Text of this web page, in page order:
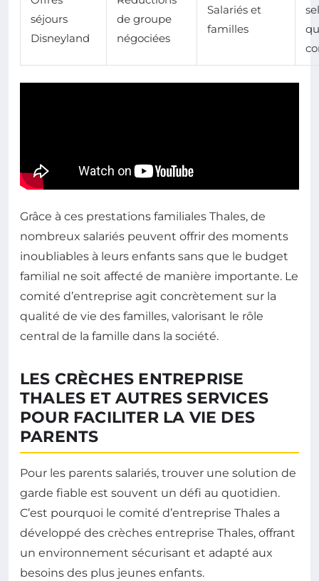
séjours
Disneyland
de groupe
négociées
Salariés et
familles
Grâce à ces prestations familiales Thales, de
nombreux salariés peuvent offrir des moments
inoubliables à leurs enfants sans que le budget
familial ne soit affecté de manière importante. Le
comité d’entreprise agit concrètement sur la
qualité de vie des familles, valorisant le rôle
central de la famille dans la société.
LES CRÈCHES ENTREPRISE
THALES ET AUTRES SERVICES
POUR FACILITER LA VIE DES
PARENTS
Pour les parents salariés, trouver une solution de
garde fiable est souvent un défi au quotidien.
C’est pourquoi le comité d’entreprise Thales a
développé des crèches entreprise Thales, offrant
un environnement sécurisant et adapté aux
besoins des plus jeunes enfants.